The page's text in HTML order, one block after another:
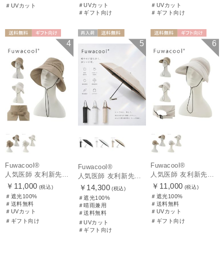
＃UVカット
＃UVカット
＃ギフト向け
＃UVカット
＃ギフト向け
ギフト向け
WOMEN
4
Fuwacool®
￥11,000 (税込)
＃遮光100%
＃送料無料
＃UVカット
＃ギフト向け
ギフト向け UNISEX 5
Fuwacool®
￥14,300 (税込)
＃遮光100%
＃晴雨兼用
＃送料無料
＃UVカット
＃ギフト向け
ギフト向け
WOMEN
6
Fuwacool®
￥11,000 (税込)
＃遮光100%
＃送料無料
＃UVカット
＃ギフト向け